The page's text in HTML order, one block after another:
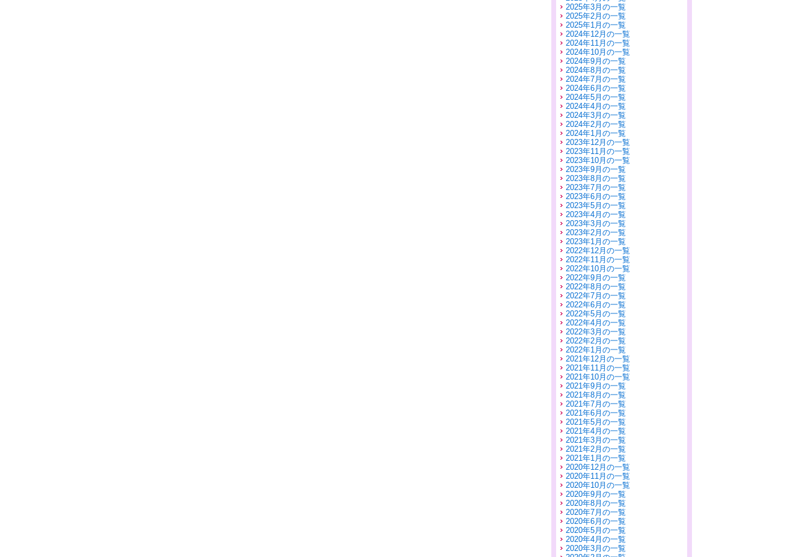
2025年3月の一覧
2025年2月の一覧
2025年1月の一覧
2024年12月の一覧
2024年11月の一覧
2024年10月の一覧
2024年9月の一覧
2024年8月の一覧
2024年7月の一覧
2024年6月の一覧
2024年5月の一覧
2024年4月の一覧
2024年3月の一覧
2024年2月の一覧
2024年1月の一覧
2023年12月の一覧
2023年11月の一覧
2023年10月の一覧
2023年9月の一覧
2023年8月の一覧
2023年7月の一覧
2023年6月の一覧
2023年5月の一覧
2023年4月の一覧
2023年3月の一覧
2023年2月の一覧
2023年1月の一覧
2022年12月の一覧
2022年11月の一覧
2022年10月の一覧
2022年9月の一覧
2022年8月の一覧
2022年7月の一覧
2022年6月の一覧
2022年5月の一覧
2022年4月の一覧
2022年3月の一覧
2022年2月の一覧
2022年1月の一覧
2021年12月の一覧
2021年11月の一覧
2021年10月の一覧
2021年9月の一覧
2021年8月の一覧
2021年7月の一覧
2021年6月の一覧
2021年5月の一覧
2021年4月の一覧
2021年3月の一覧
2021年2月の一覧
2021年1月の一覧
2020年12月の一覧
2020年11月の一覧
2020年10月の一覧
2020年9月の一覧
2020年8月の一覧
2020年7月の一覧
2020年6月の一覧
2020年5月の一覧
2020年4月の一覧
2020年3月の一覧